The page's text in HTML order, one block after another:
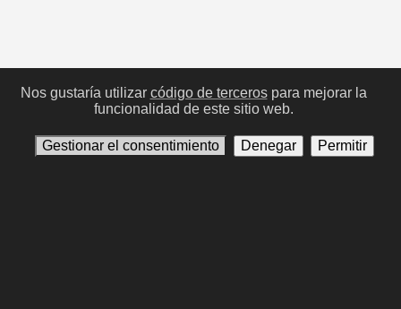
Nos gustaría utilizar código de tercerospara mejorar la
funcionalidad de este sitio web.
Gestionar el consentimiento Denegar Permitir